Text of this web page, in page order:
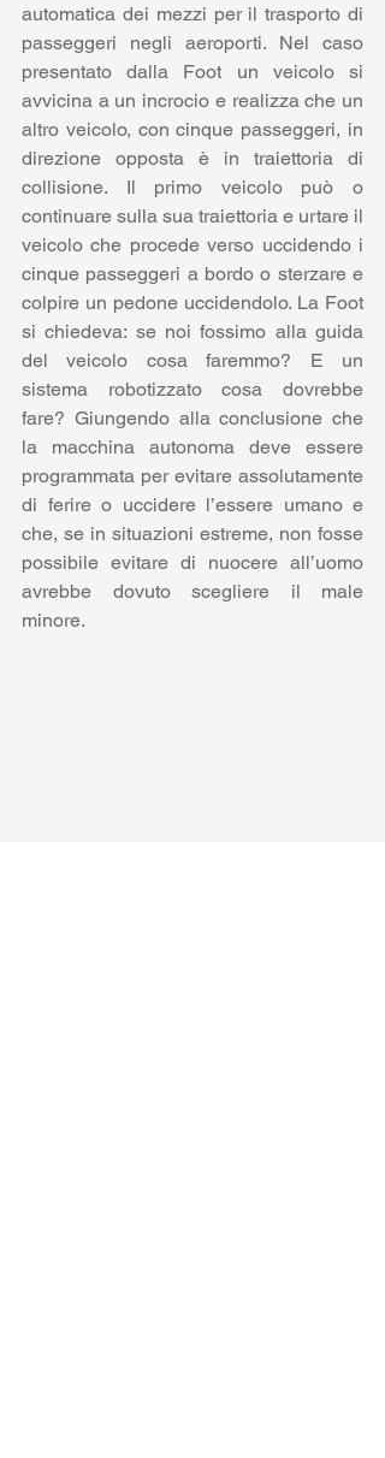
automatica dei mezzi per il trasporto di
passeggeri negli aeroporti. Nel caso
presentato dalla Foot un veicolo si
avvicina a un incrocio e realizza che un
altro veicolo, con cinque passeggeri, in
direzione opposta è in traiettoria di
collisione. Il primo veicolo può o
continuare sulla sua traiettoria e urtare il
veicolo che procede verso uccidendo i
cinque passeggeri a bordo o sterzare e
colpire un pedone uccidendolo. La Foot
si chiedeva: se noi fossimo alla guida
del veicolo cosa faremmo? E un
sistema robotizzato cosa dovrebbe
fare? Giungendo alla conclusione che
la macchina autonoma deve essere
programmata per evitare assolutamente
di ferire o uccidere l’essere umano e
che, se in situazioni estreme, non fosse
possibile evitare di nuocere all’uomo
avrebbe dovuto scegliere il male
minore.